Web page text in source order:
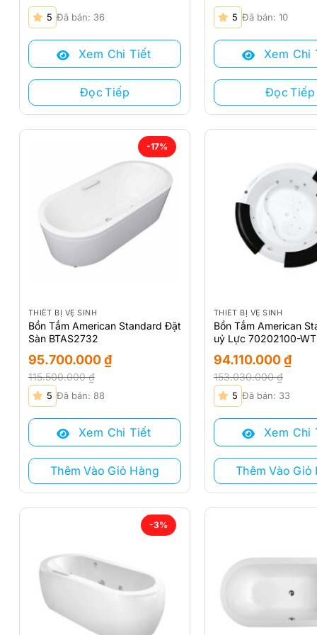
5 Đã bán: 36
Xem Chi Tiết
Đọc Tiếp
5 Đã bán: 10
Xem Chi
Đọc Tiếp
-17%
THIẾT BỊ VỆ SINH
Bồn Tắm American Standard Đặt
Sàn BTAS2732
115.500.000₫
Giá
gốc
là:
115.500.000 ₫.
95.700.000₫
Giá
hiện
tại
95.700.000 ₫.
5 Đã bán: 88
Xem Chi Tiết
Thêm Vào Giỏ Hàng
THIẾT BỊ VỆ SINH
Bồn Tắm American
uỷ Lực 70202100-WT
153.030.000₫
Giá
gốc
là:
153.030.000 ₫.
94.110.000₫
Giá
hiện
tại
94.110.000 ₫.
5 Đã bán: 33
Xem Chi
Thêm Vào Giỏ
-3%